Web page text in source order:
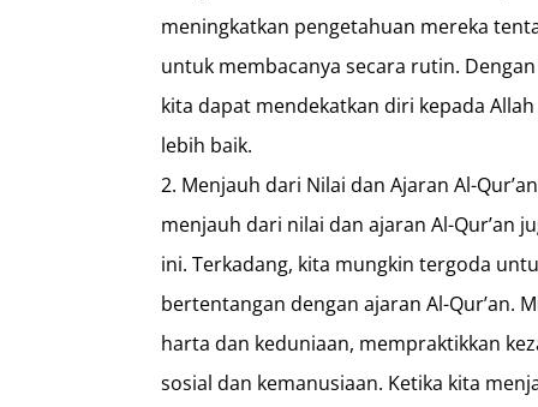
meningkatkan pengetahuan mereka
untuk membacanya secara rutin.
kita dapat mendekatkan diri kepada
lebih baik.
Menjauh dari Nilai dan Ajaran Al-
menjauh dari nilai dan ajaran Al-Qur’an
ini. Terkadang, kita mungkin tergoda
bertentangan dengan ajaran Al-Qur’an.
harta dan keduniaan, mempraktikkan
sosial dan kemanusiaan. Ketika kita